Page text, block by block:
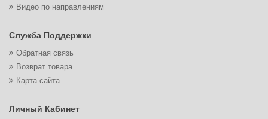
Видео по направлениям
Служба Поддержки
Обратная связь
Возврат товара
Карта сайта
Личный Кабинет